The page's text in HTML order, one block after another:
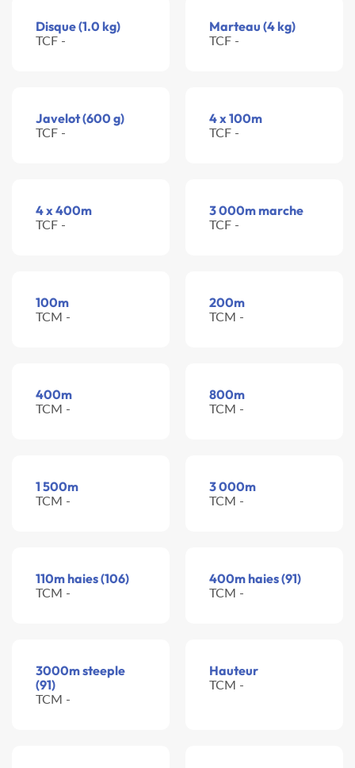
Disque (1.0 kg)
TCF -
Marteau (4 kg)
TCF -
Javelot (600 g)
TCF -
4 x 100m
TCF -
4 x 400m
TCF -
3 000m marche
TCF -
100m
TCM -
200m
TCM -
400m
TCM -
800m
TCM -
1 500m
TCM -
3 000m
TCM -
110m haies (106)
TCM -
400m haies (91)
TCM -
3000m steeple
(91)
TCM -
Hauteur
TCM -